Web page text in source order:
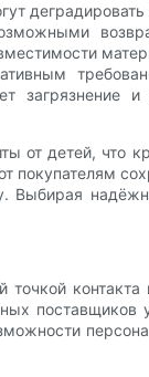
загрязнение
детей, что
Выбирая
поставщиков